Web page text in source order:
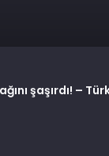
şaşırdı! –